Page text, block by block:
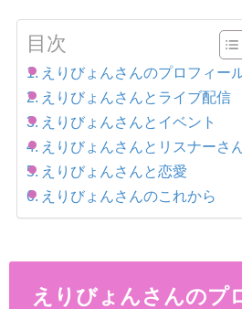
目次
えりびょんさんのプロフィー
えりびょんさんとライブ配信
えりびょんさんとイベント
えりびょんさんとリスナーさ
えりびょんさんと恋愛
えりびょんさんのこれから
えりびょんさんのプ